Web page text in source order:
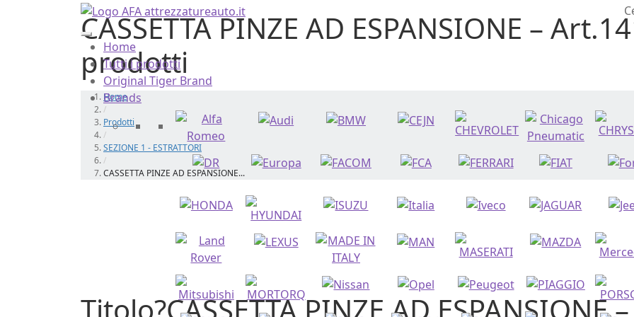
Home
Tutti i prodotti
Original Tiger Brand
Brands
CASSETTA PINZE AD ESPANSIONE –
prodotti
Home
/
Prodotti
/
SEZIONE 1 - ESTRATTORI
/
CASSETTA PINZE AD ESPANSIONE...